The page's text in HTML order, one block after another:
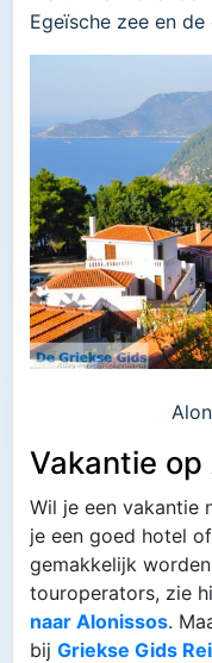
Egeïsche zee en de
Vakantie op
Wil je een vakantie
je een goed hotel
gemakkelijk
touroperators, zie
naar Alonissos.
bij Griekse Gids